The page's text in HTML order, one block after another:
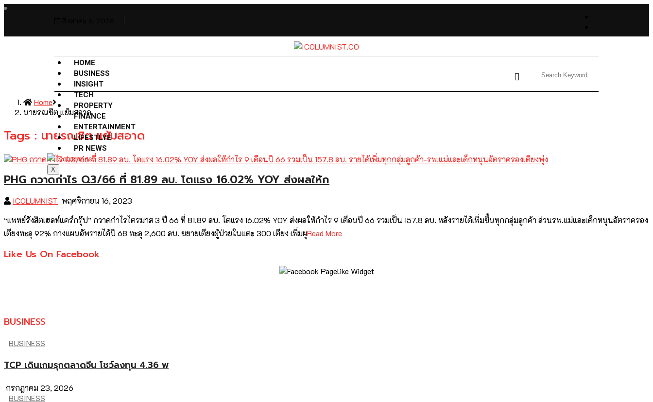
HOME
BUSINESS
INSIGHT
TECH
PROPERTY
FINANCE
ENTERTAINMENT
LIFESTLYE
PR NEWS
X
Home
นายรณชิต แย้มสอาด
Tags : นายรณชิต แย้มสอาด
PHG กวาดกำไร Q3/66 ที่ 81.89 ลบ. โตแรง 16.02% YOY ส่งผลให้ก
ICOLUMNIST พฤศจิกายน 16, 2023
“แพทย์รังสิตเฮลท์แคร์กรุ๊ป” กวาดกำไรไตรมาส 3 ปี 66 ที่ 81.89 ลบ. โตแรง 16.02% YOY ส่งผลให้กำไร 9 เดือนปี 66 รวมเป็น 157.8 ลบ. หลังรายได้เพิ่มขึ้นทุกกลุ่มลูกค้า ส่วนรพ.แม่และเด็กหนุนอัตราครอง
เตียงทะลุ 92% กางแผนอัพรายได้ปี 68 ทะลุ 2,600 ลบ. ขยายเตียงผู้ป่วยในแตะ 300 เตียง เพิ่มผูRead More
Like Us On Facebook
BUSINESS
BUSINESS
TCP เดินเกมรุกตลาดจีน โชว์ลงทุน 4.36 พ
กรกฎาคม 23, 2026
BUSINESS